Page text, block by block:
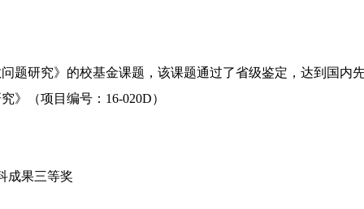
题研究》的校基金课题，该课题通过了省级鉴定，达到
究》（项目编号：16-020D）
科成果三等奖